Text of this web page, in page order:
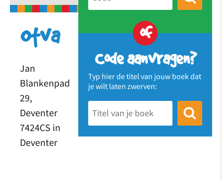
of
Code aanvragen?
Typ hier de titel van jouw boek dat
je wilt laten zwerven:
Otva
Jan
Blankenpad
29,
Deventer
7424CS in
Deventer